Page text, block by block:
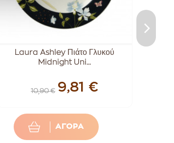
Laura Ashley Πιάτο Γλυκού
Midnight Uni...
10,90 € 9,81 €
ΑΓΟΡΑ